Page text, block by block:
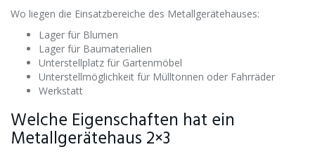
Wo liegen die Einsatzbereiche des Metallgerätehauses:
Lager für Blumen
Lager für Baumaterialien
Unterstellplatz für Gartenmöbel
Unterstellmöglichkeit für Mülltonnen oder Fahrräder
Werkstatt
Welche Eigenschaften hat ein
Metallgerätehaus 2×3